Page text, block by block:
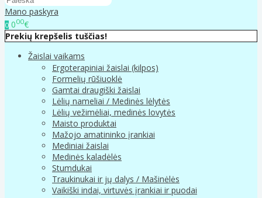
Mano paskyra
0 000€
Prekių krepšelis tuščias!
Žaislai vaikams
Ergoterapiniai žaislai (kilpos)
Formelių rūšiuoklė
Gamtai draugiški žaislai
Lėlių nameliai / Medinės lėlytės
Lėlių vežimėliai, medinės lovytės
Maisto produktai
Mažojo amatininko įrankiai
Mediniai žaislai
Medinės kaladėlės
Stumdukai
Traukinukai ir jų dalys / Mašinėlės
Vaikiški indai, virtuvės įrankiai ir puodai